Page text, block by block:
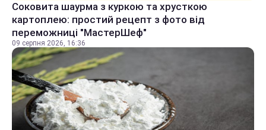
Соковита шаурма з куркою та хрусткою
картоплею: простий рецепт з фото від
переможниці "МастерШеф"
09 серпня 2026, 16:36